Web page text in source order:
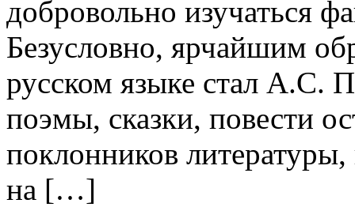
добровольно изучаться
Безусловно, ярчайшим
русском языке стал А.С.
поэмы, сказки, повести
поклонников
на […]